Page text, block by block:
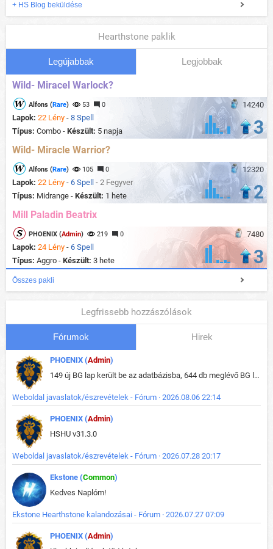
+ HS Blog beküldése
Hearthstone paklik
Legújabbak Legjobbak
Wild- Miracel Warlock?
14240
Alfons (Rare) 53 0
Lapok: 22 Lény - 8 Spell
Típus: Combo - Készült: 5 napja 3
Wild- Miracle Warrior?
12320
Alfons (Rare) 105 0
Lapok: 22 Lény - 6 Spell - 2 Fegyver
Típus: Midrange - Készült: 1 hete 2
Mill Paladin Beatrix
7480
PHOENIX (Admin) 219 0
Lapok: 24 Lény - 6 Spell
Típus: Aggro - Készült: 3 hete 3
Összes pakli
Legfrissebb hozzászólások
Fórumok Hirek
PHOENIX (Admin)
149 új BG lap került be az adatbázisba, 644 db meglévő BG lap módosult, bekerültek az új képek a megváltozott lapokhoz is.
Weboldal javaslatok/észrevételek - Fórum · 2026.08.06 22:14
PHOENIX (Admin)
HSHU v31.3.0
Weboldal javaslatok/észrevételek - Fórum · 2026.07.28 20:17
Ekstone (Common)
Kedves Naplóm!
Ekstone Hearthstone kalandozásai - Fórum · 2026.07.27 07:09
PHOENIX (Admin)